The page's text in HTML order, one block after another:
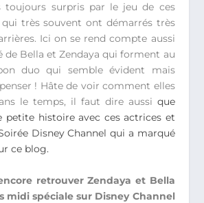
toujours surpris par le jeu de ces
qui très souvent ont démarrés très
Ici on se rend compte aussi
de Bella et Zendaya qui forment au
duo qui semble évident mais
! Hâte de voir comment elles
le temps, il faut dire aussi que
petite histoire avec ces actrices et
Disney Channel qui a marqué
ce blog.
retrouver Zendaya et Bella
midi spéciale sur Disney Channel